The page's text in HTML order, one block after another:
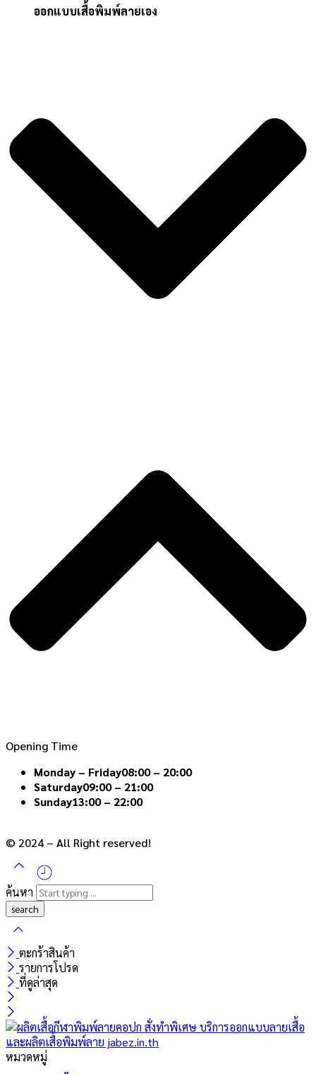
ออกแบบเสื้อพิมพ์ลายเอง
Opening Time
Monday – Friday08:00 – 20:00
Saturday09:00 – 21:00
Sunday13:00 – 22:00
© 2024 – All Right reserved!
ค้นหา
ตะกร้าสินค้า
รายการโปรด
ที่ดูล่าสุด
หมวดหมู่